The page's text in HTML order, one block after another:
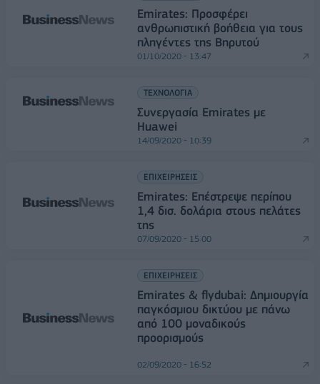
Emirates: Προσφέρει
ανθρωπιστική βοήθεια για τους
πληγέντες της Βηρυτού
01/10/2020 - 13:47
ΤΕΧΝΟΛΟΓΙΑ
Συνεργασία Emirates με
Huawei
14/09/2020 - 10:39
ΕΠΙΧΕΙΡΗΣΕΙΣ
Emirates: Επέστρεψε περίπου
1,4 δισ. δολάρια στους πελάτες
της
07/09/2020 - 15:00
ΕΠΙΧΕΙΡΗΣΕΙΣ
Emirates & flydubai: Δημιουργία
παγκόσμιου δικτύου με πάνω
από 100 μοναδικούς
προορισμούς
02/09/2020 - 16:52